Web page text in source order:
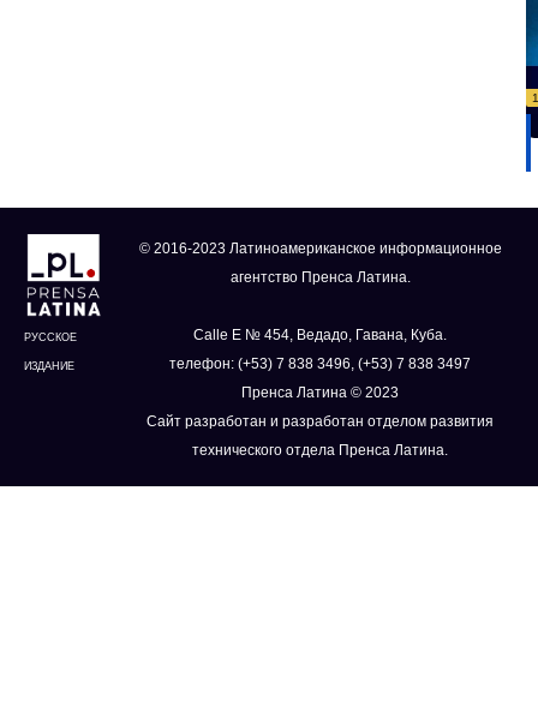
РУССКОЕ
ИЗДАНИЕ
© 2016-2023 Латиноамериканское информационное
агентство Пренса Латина.
Calle E № 454, Ведадо, Гавана, Куба.
телефон: (+53) 7 838 3496, (+53) 7 838 3497
Пренса Латина © 2023
Сайт разработан и разработан отделом развития
технического отдела Пренса Латина.